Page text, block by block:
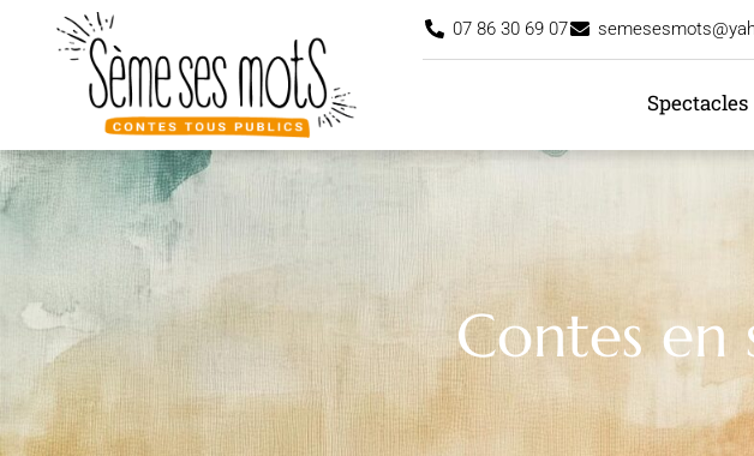
07 86 30 69 07
Spectacles
Contes en